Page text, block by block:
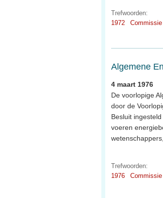
Trefwoorden:
1972
Commissie
Algemene
4 maart 1976
De voorlopige
door de
Besluit
voeren
Trefwoorden:
1976
Commissie